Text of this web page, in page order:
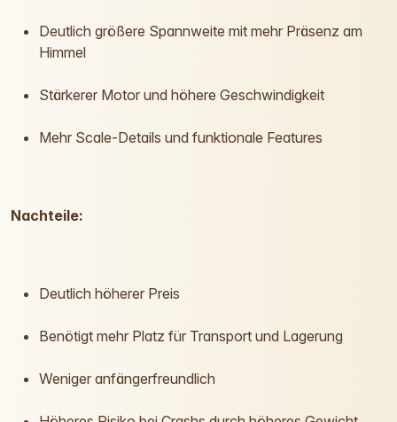
Deutlich größere Spannweite mit mehr Präsenz am
Himmel
Stärkerer Motor und höhere Geschwindigkeit
Mehr Scale-Details und funktionale Features
Nachteile:
Deutlich höherer Preis
Benötigt mehr Platz für Transport und Lagerung
Weniger anfängerfreundlich